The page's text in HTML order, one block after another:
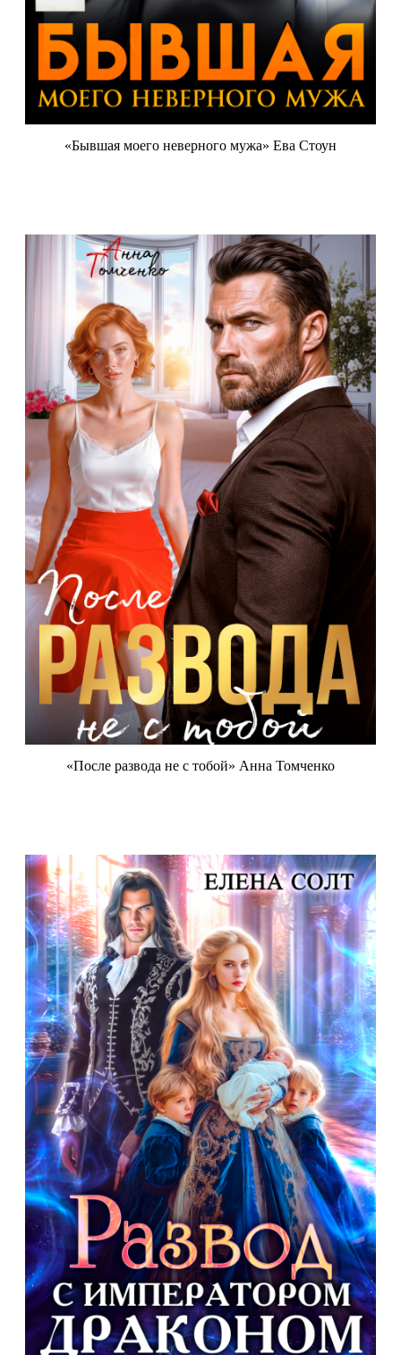
«Бывшая моего неверного мужа» Ева Стоун
«После развода не с тобой» Анна Томченко